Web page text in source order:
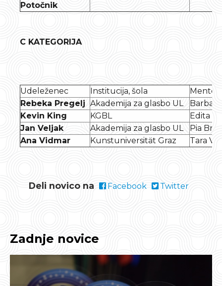
Potočnik
C KATEGORIJA
Udeleženec Institucija, šola
Mentor
Rebeka Pregelj Akademija za glasbo UL
Kevin King
KGBL
Edita
Jan Veljak
Akademija za glasbo UL
Pia
Ana Vidmar
Kunstuniversität Graz Tara
Deli novico na Facebook Twitter
Zadnje novice